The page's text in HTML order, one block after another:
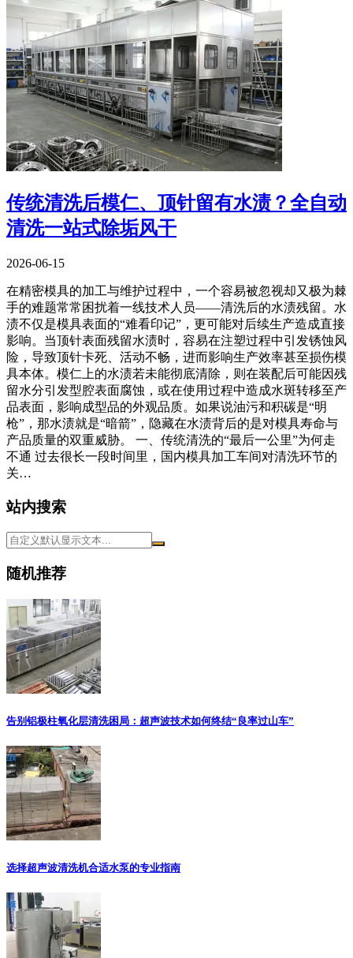
传统清洗后模仁、顶针留有水渍？全自动
清洗一站式除垢风干
2026-06-15
在精密模具的加工与维护过程中，一个容易被忽视却又极为棘
手的难题常常困扰着一线技术人员——清洗后的水渍残留。水
渍不仅是模具表面的“难看印记”，更可能对后续生产造成直接
影响。当顶针表面残留水渍时，容易在注塑过程中引发锈蚀风
险，导致顶针卡死、活动不畅，进而影响生产效率甚至损伤模
具本体。模仁上的水渍若未能彻底清除，则在装配后可能因残
留水分引发型腔表面腐蚀，或在使用过程中造成水斑转移至产
品表面，影响成型品的外观品质。如果说油污和积碳是“明
枪”，那水渍就是“暗箭”，隐藏在水渍背后的是对模具寿命与
产品质量的双重威胁。 一、传统清洗的“最后一公里”为何走
不通 过去很长一段时间里，国内模具加工车间对清洗环节的
关…
站内搜索
随机推荐
告别铝极柱氧化层清洗困局：超声波技术如何终结“良率过山车”
选择超声波清洗机合适水泵的专业指南